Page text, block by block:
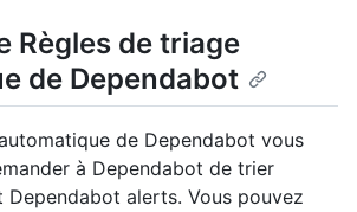
Règles de triage
de Dependabot
de Dependabot vous
à Dependabot de trier
Dependabot alerts. Vous pouvez